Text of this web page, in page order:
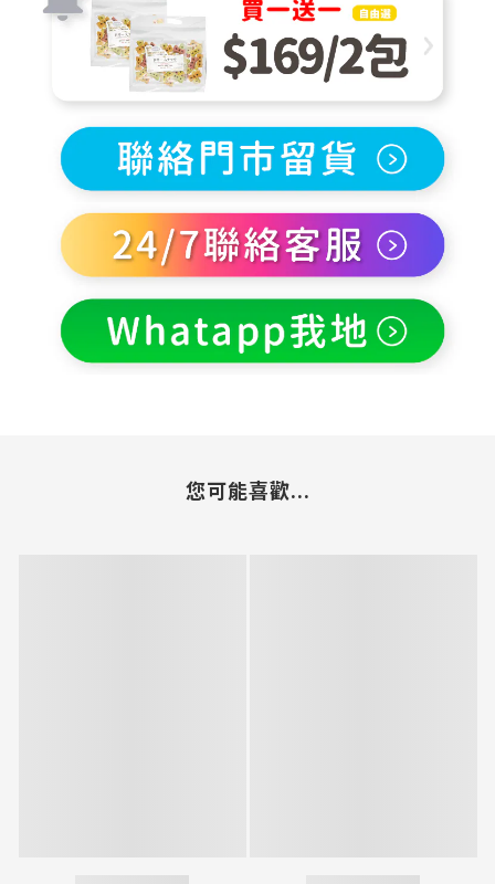
您可能喜歡...